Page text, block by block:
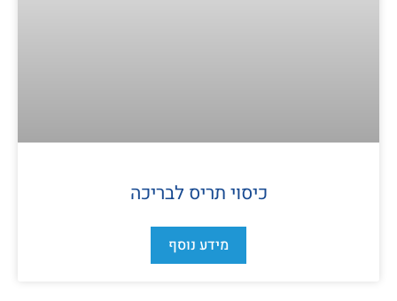
כיסוי תריס לבריכה
מידע נוסף